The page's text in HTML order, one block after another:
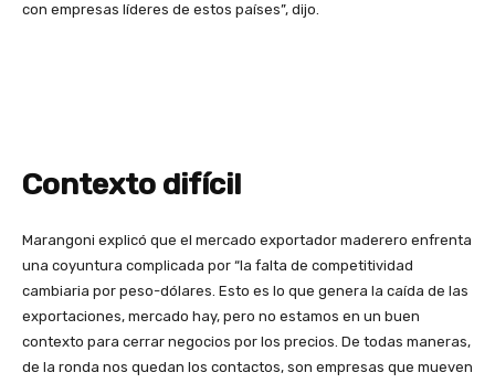
con empresas líderes de estos países”, dijo.
Contexto difícil
Marangoni explicó que el mercado exportador maderero enfrenta
una coyuntura complicada por “la falta de competitividad
cambiaria por peso-dólares. Esto es lo que genera la caída de las
exportaciones, mercado hay, pero no estamos en un buen
contexto para cerrar negocios por los precios. De todas maneras,
de la ronda nos quedan los contactos, son empresas que mueven